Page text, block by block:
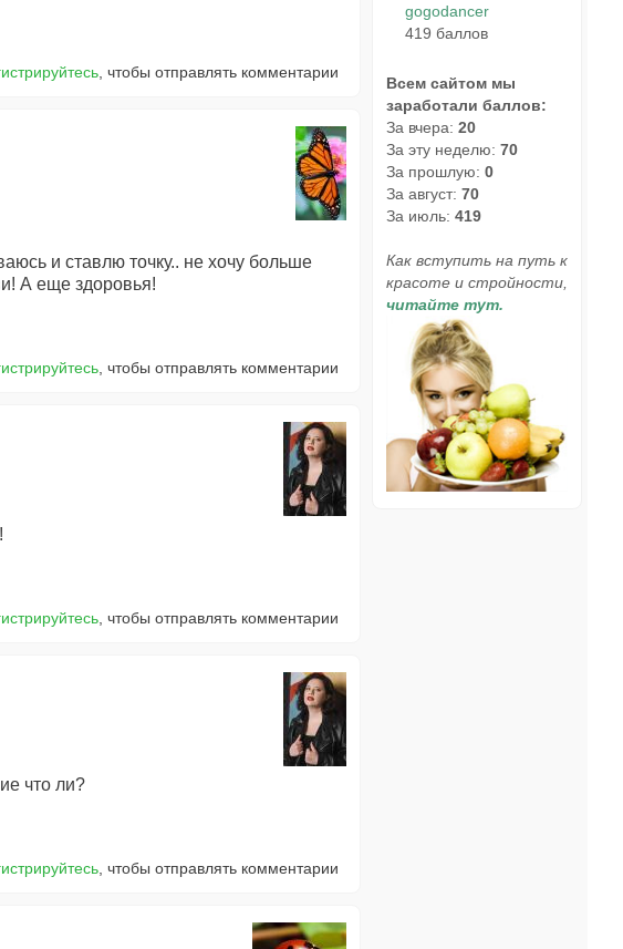
, чтобы отправлять комментарии
и ставлю точку.. не хочу больше
А еще здоровья!
, чтобы отправлять комментарии
, чтобы отправлять комментарии
что ли?
, чтобы отправлять комментарии
gogodancer
419 баллов
Всем сайтом мы
заработали баллов:
За вчера: 20
За эту неделю: 70
За прошлую: 0
За август: 70
За июль: 419
Как вступить на путь к
красоте и стройности,
читайте тут.